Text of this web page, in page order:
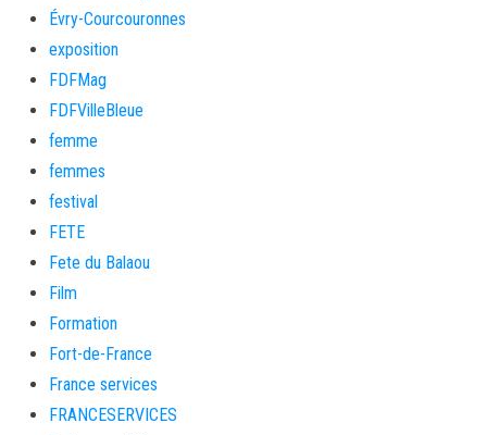
Évry-Courcouronnes
exposition
FDFMag
FDFVilleBleue
femme
femmes
festival
FETE
Fete du Balaou
Film
Formation
Fort-de-France
France services
FRANCESERVICES